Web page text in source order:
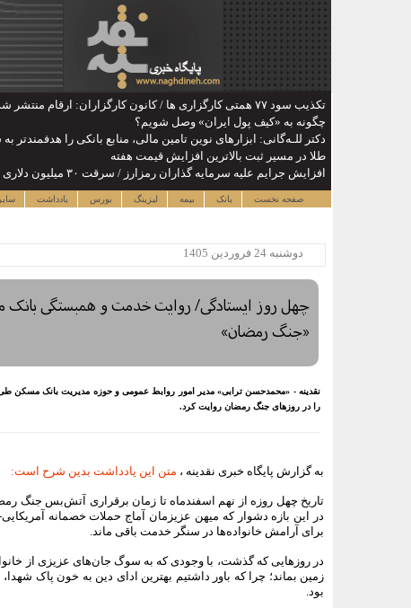
تکذیب سود ۷۷ همتی کارگزاری ها / کانون کارگزاران: ارقام منتشر شده مبنای مستند ندارد
چگونه به «کیف پول ایران» وصل شویم؟
دکتر للـه‌گانی: ابزارهای نوین تامین مالی، منابع بانکی را
طلا در مسیر ثبت بالاترین افزایش قیمت هفته
افزایش جرایم علیه سرمایه گذاران رمزارز / سرقت ۳۰ میلیون دلاری در نیمه نخست ۲۰۲۶
صفحه نخست بانک بیمه لیزینگ بورس یادداشت
دوشنبه 24 فروردين 1405
چهل روز ایستادگی/ روایت خدمت و همبستگی
«جنگ رمضان»
نقدینه - «محمدحسن ترابی» مدیر امور روابط عمومی و حوزه مدیریت بانک مسکن طی
را در روزهای جنگ رمضان روایت کرد.
به گزارش پایگاه خبری نقدینه ، متن این یادداشت بدین شرح است:
تاریخ چهل روزه از نهم اسفندماه تا زمان برقراری آتش‌بس جنگ
در این بازه دشوار که میهن عزیزمان آماج حملات خصمانه
برای آرامش خانواده‌ها در سنگر خدمت باقی ماند.
در روزهایی که گذشت، با وجودی که به سوگ جان‌های عزیزی از
زمین بماند؛ چرا که باور داشتیم بهترین ادای دین به خون پاک
بود.